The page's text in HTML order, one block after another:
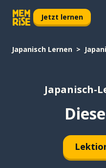
Jetzt lernen
Japanisch Lernen
Japanisch-